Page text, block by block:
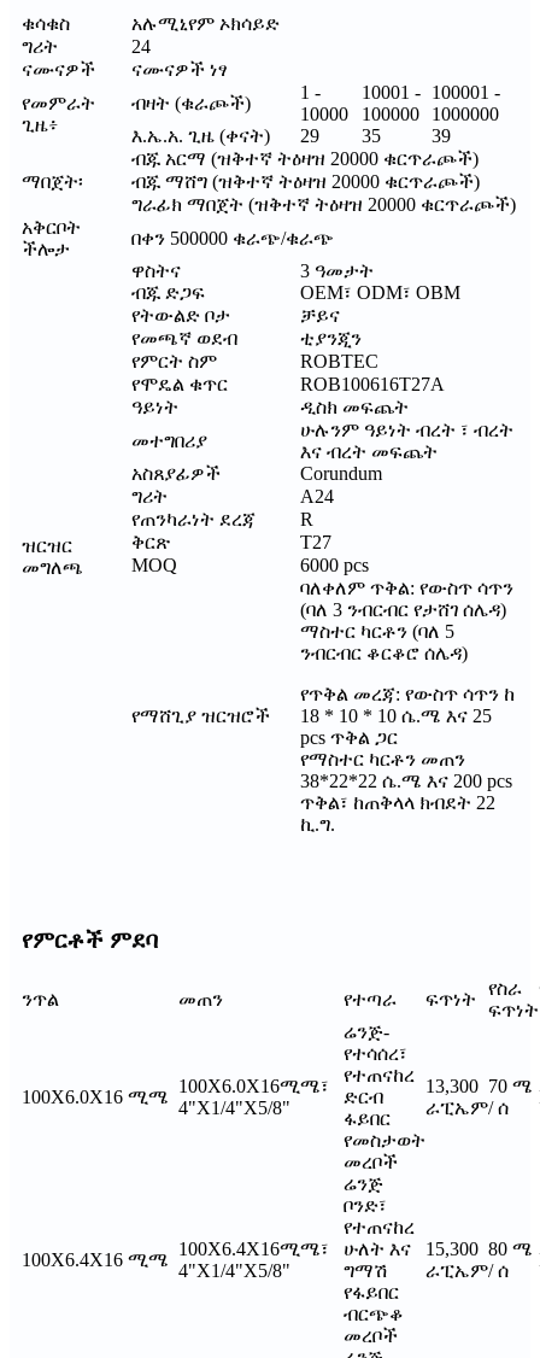
ቁሳቁስ
አሉሚኒየም ኦክሳይድ
ግሪት
24
ናሙናዎች
ናሙናዎች ነፃ
የመምራት
ጊዜ፥
ብዛት (ቁራጮች)
1 -
10000
10001 -
100000
100001 -
1000000
እ.ኤ.አ. ጊዜ (ቀናት)
29 35 39
ማበጀት፡
ብጁ አርማ (ዝቅተኛ ትዕዛዝ 20000 ቁርጥራጮች)
ብጁ ማሸግ (ዝቅተኛ ትዕዛዝ 20000 ቁርጥራጮች)
ግራፊክ ማበጀት (ዝቅተኛ ትዕዛዝ 20000 ቁርጥራጮች)
አቅርቦት
ችሎታ
በቀን 500000 ቁራጭ/ቁራጭ
ዝርዝር
መግለጫ
ዋስትና
3 ዓመታት
ብጁ ድጋፍ
OEM፣ ODM፣ OBM
የትውልድ ቦታ
ቻይና
የመጫኛ ወደብ
ቲያንጂን
የምርት ስም
ROBTEC
የሞዴል ቁጥር
ROB100616T27A
ዓይነት
ዲስክ መፍጨት
መተግበሪያ
ሁሉንም ዓይነት ብረት ፣ ብረት
እና ብረት መፍጨት
አስጸያፊዎች
Corundum
ግሪት
A24
የጠንካራነት ደረጃ
R
ቅርጽ
T27
MOQ
6000 pcs
የማሸጊያ ዝርዝሮች
ባለቀለም ጥቅል: የውስጥ ሳጥን
(ባለ 3 ንብርብር የታሸገ ሰሌዳ)
ማስተር ካርቶን (ባለ 5
ንብርብር ቆርቆሮ ሰሌዳ)
የጥቅል መረጃ: የውስጥ ሳጥን ከ
18 * 10 * 10 ሴ.ሜ እና 25
pcs ጥቅል ጋር
የማስተር ካርቶን መጠን
38*22*22 ሴ.ሜ እና 200 pcs
ጥቅል፣ ከጠቅላላ ክብደት 22
ኪ.ግ.
የምርቶች ምደባ
ንጥል መጠን የተጣራ ፍጥነት
የስራ
ፍጥነት
100X6.0X16 ሚሜ
100X6.0X16ሚሜ፣
4"X1/4"X5/8"
ሬንጅ-
የተሳሰረ፣
የተጠናከረ
ድርብ
ፋይበር
የመስታወት
መረቦች
13,300
ራፒኤም
70 ሜ
/ ሰ
100X6.4X16 ሚሜ
100X6.4X16ሚሜ፣
4"X1/4"X5/8"
ሬንጅ
ቦንድ፣
የተጠናከረ
ሁለት እና
ግማሽ
የፋይበር
ብርጭቆ
መረቦች
15,300
ራፒኤም
80 ሜ
/ ሰ